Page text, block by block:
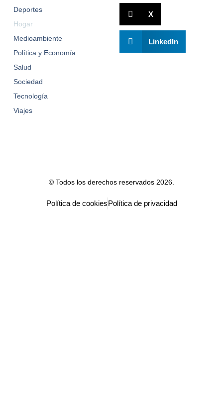
Deportes
Hogar
Medioambiente
Política y Economía
Salud
Sociedad
Tecnología
Viajes
X
LinkedIn
© Todos los derechos reservados 2026.
Política de cookiesPolítica de privacidad